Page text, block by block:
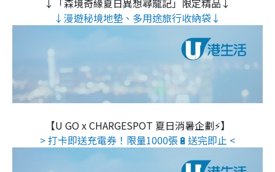
↓漫遊秘境地墊、多用途旅行收納袋↓
【U GO x CHARGESPOT 夏日消暑企劃⚡】
> 打卡即送充電券！限量1000張🔋送完即止 <